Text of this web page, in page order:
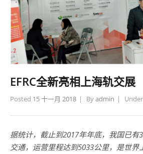
EFRC全新亮相上海轨交展
Posted 15 十一月 2018 Byadmin Under
据统计，截止到2017年年底，我国已有
交通，运营里程达到5033公里，是世界